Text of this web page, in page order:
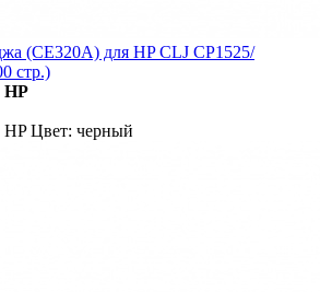
(CE320A) для HP CLJ CP1525/
стр.)
HP
HP Цвет: черный